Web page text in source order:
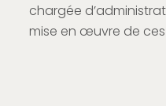
chargée
mise en œuvre de